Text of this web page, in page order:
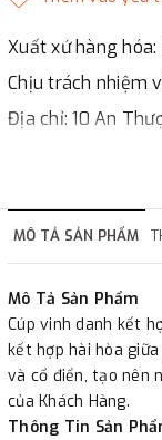
Xuất xứ hàng
Chịu trách nhiệm
Địa chỉ: 10 An
✔Đáp ứng đầy đủ
✔Xuất hóa đơn
MÔ TẢ SẢN PHẨM
Mô Tả Sản Phẩm
Cúp vinh danh kết
kết hợp hài hòa
và cổ điển, tạo nên
của Khách Hàng.
Thông Tin Sản